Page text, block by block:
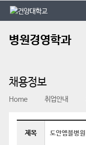
본문 바로가기
대메뉴 바로가기
병원경영학과
채용정보
Home 취업안내
제목 도안엠블병